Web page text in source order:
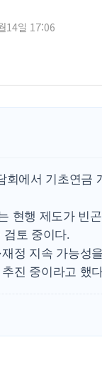
14일 17:06
회에서 기초연금
현행 제도가 빈
토 중이다.
정 지속 가능성
진 중이라고 했